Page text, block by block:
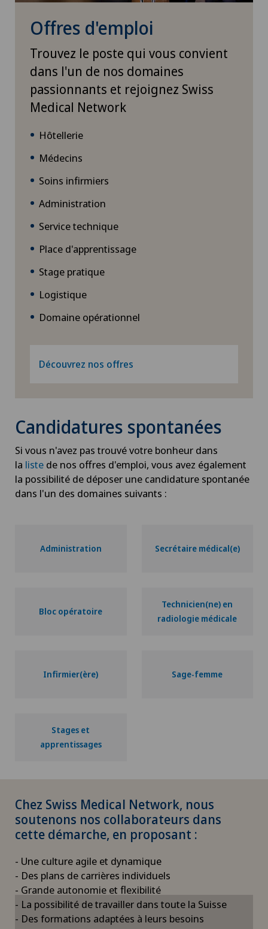
Offres d'emploi
Trouvez le poste qui vous convient
dans l'un de nos domaines
passionnants et rejoignez Swiss
Medical Network
Hôtellerie
Médecins
Soins infirmiers
Administration
Service technique
Place d'apprentissage
Stage pratique
Logistique
Domaine opérationnel
Découvrez nos offres
Candidatures spontanées
Si vous n'avez pas trouvé votre bonheur dans
la liste de nos offres d'emploi, vous avez également
la possibilité de déposer une candidature spontanée
dans l'un des domaines suivants :
Administration Secrétaire médical(e)
Bloc opératoire
Technicien(ne) en
radiologie médicale
Infirmier(ère) Sage-femme
Stages et
apprentissages
Chez Swiss Medical Network, nous
soutenons nos collaborateurs dans
cette démarche, en proposant :
- Une culture agile et dynamique
- Des plans de carrières individuels
- Grande autonomie et flexibilité
- La possibilité de travailler dans toute la Suisse
- Des formations adaptées à leurs besoins